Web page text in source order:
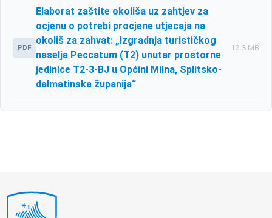
PDF
Elaborat zaštite okoliša uz zahtjev za
ocjenu o potrebi procjene utjecaja na
okoliš za zahvat: „Izgradnja turističkog
naselja Peccatum (T2) unutar prostorne
jedinice T2-3-BJ u Općini Milna, Splitsko-
dalmatinska županija“
12.3 MB